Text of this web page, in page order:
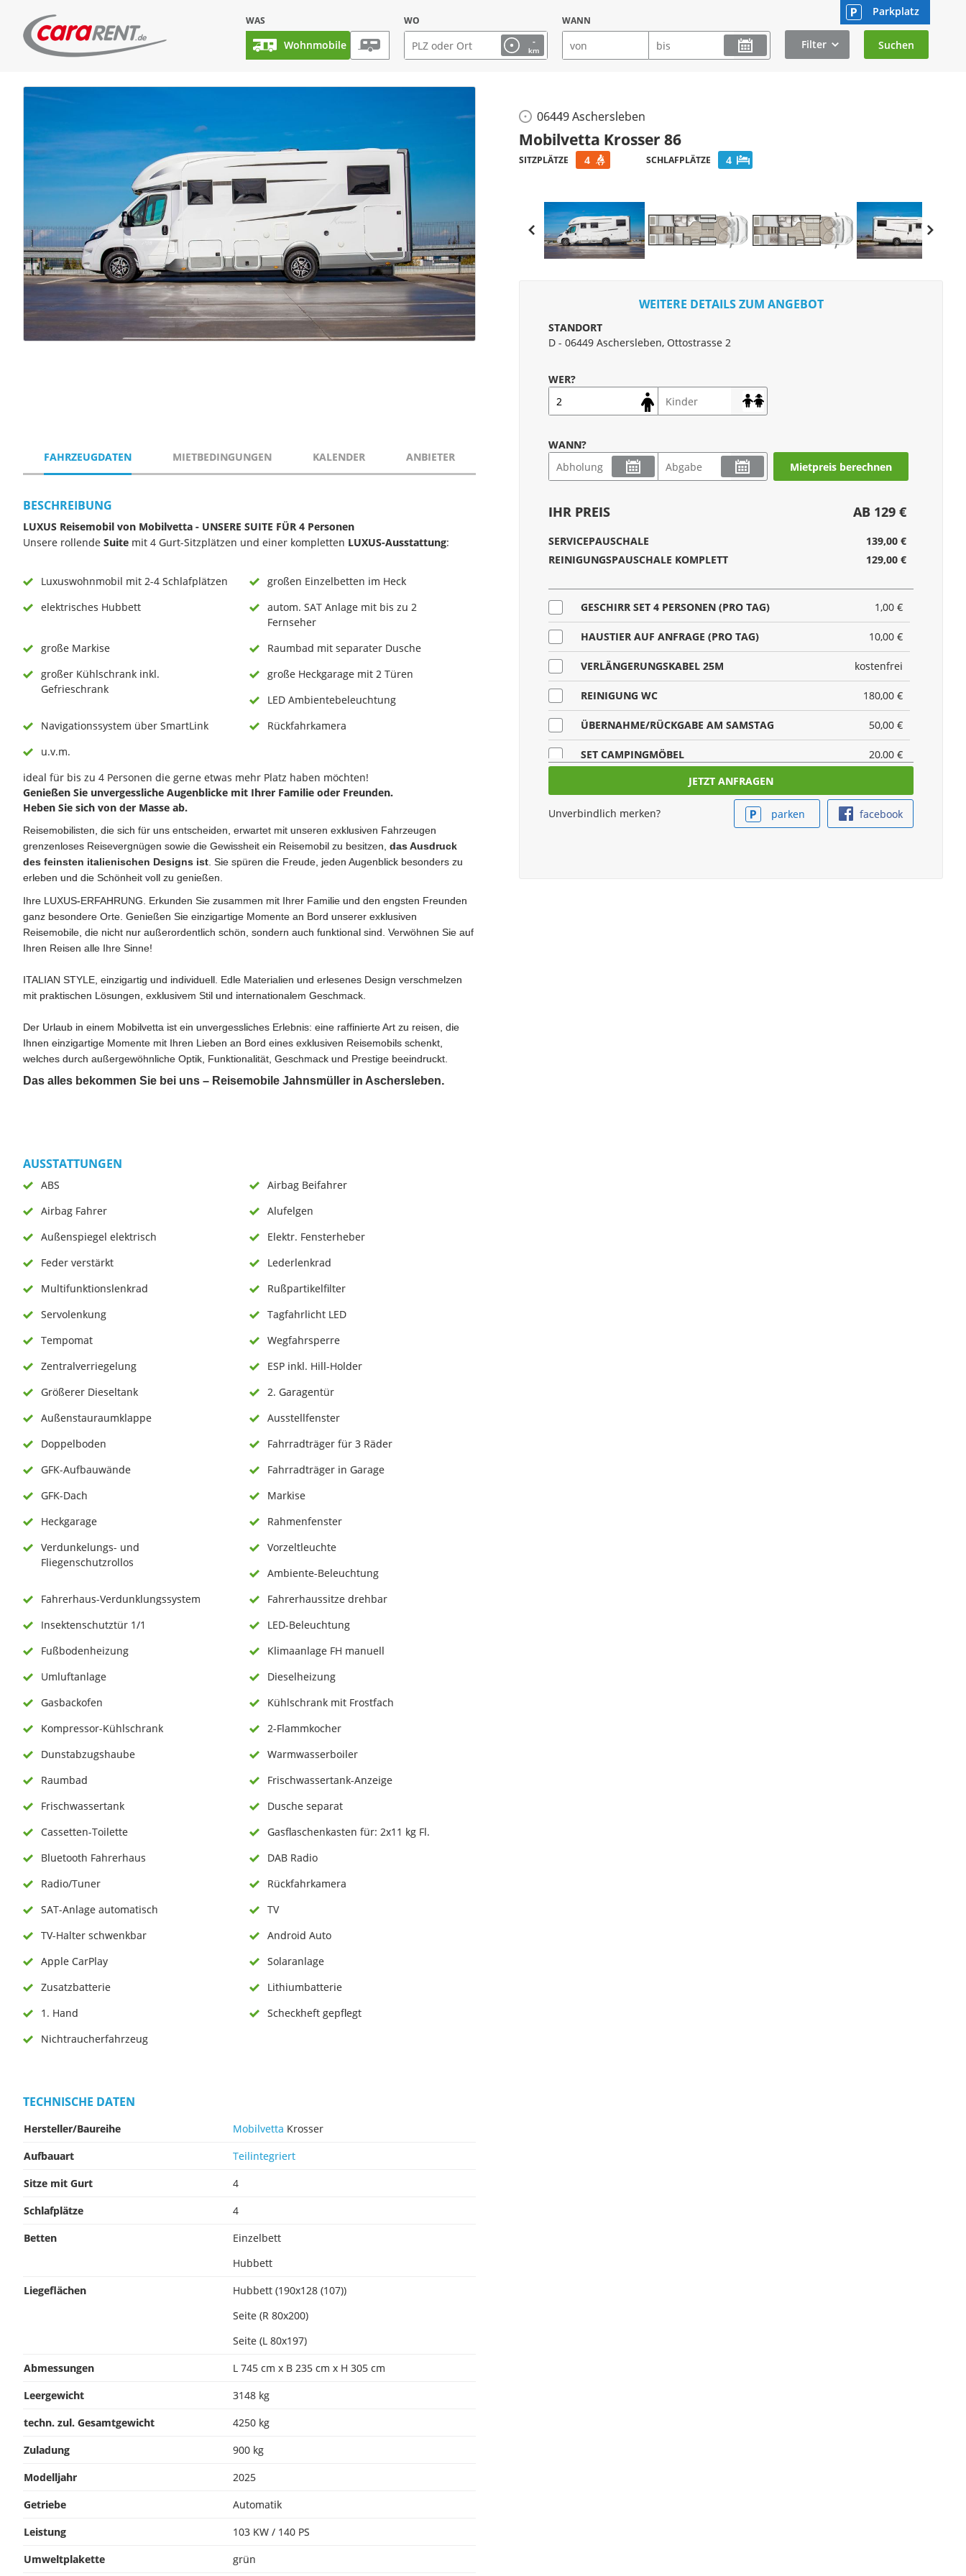
WAS
Wohnmobile
WO
-
km
WANN
Filter
Parkplatz
06449 Aschersleben
Mobilvetta Krosser 86
SITZPLÄTZE 4 SCHLAFPLÄTZE 4
FAHRZEUGDATEN MIETBEDINGUNGEN KALENDER ANBIETER
BESCHREIBUNG
LUXUS Reisemobil von Mobilvetta - UNSERE SUITE FÜR 4 Personen
Unsere rollende Suite mit 4 Gurt-Sitzplätzen und einer kompletten LUXUS-Ausstattung:
Luxuswohnmobil mit 2-4 Schlafplätzen
großen Einzelbetten im Heck
elektrisches Hubbett
autom. SAT Anlage mit bis zu 2
Fernseher
große Markise
Raumbad mit separater Dusche
großer Kühlschrank inkl.
Gefrieschrank
große Heckgarage mit 2 Türen
LED Ambientebeleuchtung
Navigationssystem über SmartLink
Rückfahrkamera
u.v.m.
ideal für bis zu 4 Personen die gerne etwas mehr Platz haben möchten!
Genießen Sie unvergessliche Augenblicke mit Ihrer Familie oder Freunden.
Heben Sie sich von der Masse ab.
Reisemobilisten, die sich für uns entscheiden, erwartet mit unseren exklusiven Fahrzeugen
grenzenloses Reisevergnügen sowie die Gewissheit ein Reisemobil zu besitzen, das Ausdruck
des feinsten italienischen Designs ist . Sie spüren die Freude, jeden Augenblick besonders zu
erleben und die Schönheit voll zu genießen.
Ihre LUXUS-ERFAHRUNG. Erkunden Sie zusammen mit Ihrer Familie und den engsten Freunden
ganz besondere Orte. Genießen Sie einzigartige Momente an Bord unserer exklusiven
Reisemobile, die nicht nur außerordentlich schön, sondern auch funktional sind. Verwöhnen Sie auf
Ihren Reisen alle Ihre Sinne!
ITALIAN STYLE, einzigartig und individuell. Edle Materialien und erlesenes Design verschmelzen
mit praktischen Lösungen, exklusivem Stil und internationalem Geschmack.
Der Urlaub in einem Mobilvetta ist ein unvergessliches Erlebnis: eine raffinierte Art zu reisen, die
Ihnen einzigartige Momente mit Ihren Lieben an Bord eines exklusiven Reisemobils schenkt,
welches durch außergewöhnliche Optik, Funktionalität, Geschmack und Prestige beeindruckt.
Das alles bekommen Sie bei uns – Reisemobile Jahnsmüller in Aschersleben.
AUSSTATTUNGEN
ABS
Airbag Beifahrer
Airbag Fahrer
Alufelgen
Außenspiegel elektrisch
Elektr. Fensterheber
Feder verstärkt
Lederlenkrad
Multifunktionslenkrad
Rußpartikelfilter
Servolenkung
Tagfahrlicht LED
Tempomat
Wegfahrsperre
Zentralverriegelung
ESP inkl. Hill-Holder
Größerer Dieseltank
2. Garagentür
Außenstauraumklappe
Ausstellfenster
Doppelboden
Fahrradträger für 3 Räder
GFK-Aufbauwände
Fahrradträger in Garage
GFK-Dach
Markise
Heckgarage
Rahmenfenster
Verdunkelungs- und
Fliegenschutzrollos
Vorzeltleuchte
Ambiente-Beleuchtung
Fahrerhaus-Verdunklungssystem
Fahrerhaussitze drehbar
Insektenschutztür 1/1
LED-Beleuchtung
Fußbodenheizung
Klimaanlage FH manuell
Umluftanlage
Dieselheizung
Gasbackofen
Kühlschrank mit Frostfach
Kompressor-Kühlschrank
2-Flammkocher
Dunstabzugshaube
Warmwasserboiler
Raumbad
Frischwassertank-Anzeige
Frischwassertank
Dusche separat
Cassetten-Toilette
Gasflaschenkasten für: 2x11 kg Fl.
Bluetooth Fahrerhaus
DAB Radio
Radio/Tuner
Rückfahrkamera
SAT-Anlage automatisch
TV
TV-Halter schwenkbar
Android Auto
Apple CarPlay
Solaranlage
Zusatzbatterie
Lithiumbatterie
1. Hand
Scheckheft gepflegt
Nichtraucherfahrzeug
TECHNISCHE DATEN
Hersteller/Baureihe Mobilvetta Krosser
Aufbauart
Teilintegriert
Sitze mit Gurt
4
Schlafplätze
4
Betten
Einzelbett
Hubbett
Liegeflächen
Hubbett (190x128 (107))
Seite (R 80x200)
Seite (L 80x197)
Abmessungen
L 745 cm x B 235 cm x H 305 cm
Leergewicht
3148 kg
techn. zul. Gesamtgewicht
4250 kg
Zuladung
900 kg
Modelljahr
2025
Getriebe
Automatik
Leistung
103 KW / 140 PS
Umweltplakette
grün
WEITERE DETAILS ZUM ANGEBOT
STANDORT
D - 06449 Aschersleben, Ottostrasse 2
WER?
WANN?
Mietpreis berechnen
IHR PREIS AB 129 €
SERVICEPAUSCHALE
139,00 €
REINIGUNGSPAUSCHALE KOMPLETT
129,00 €
GESCHIRR SET 4 PERSONEN (PRO TAG) 1,00 €
HAUSTIER AUF ANFRAGE (PRO TAG) 10,00 €
VERLÄNGERUNGSKABEL 25M kostenfrei
REINIGUNG WC 180,00 €
ÜBERNAHME/RÜCKGABE AM SAMSTAG 50,00 €
SET CAMPINGMÖBEL 20,00 €
ENDREINIGUNG INNEN
ENDREINIGUNG AUSSEN 59,00 €
Unverbindlich merken? facebook
parken